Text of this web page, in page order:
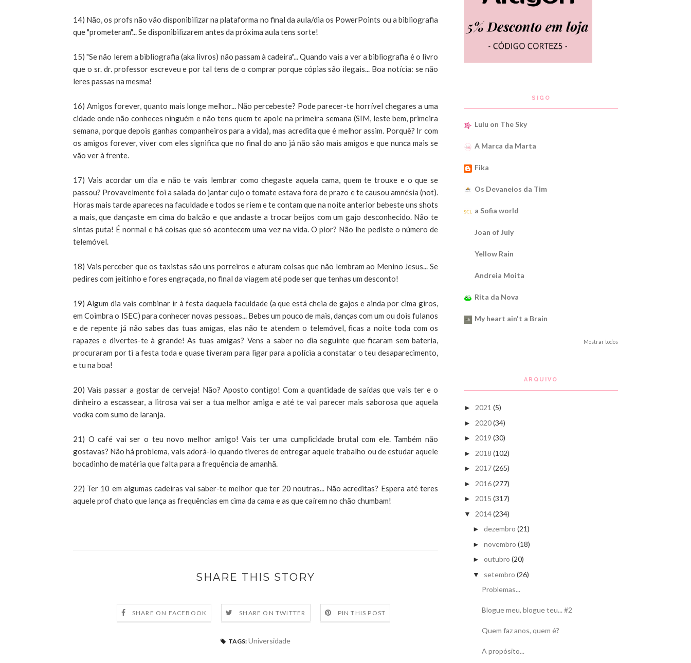
14) Não, os profs não vão disponibilizar na plataforma no final da aula/dia os PowerPoints ou a bibliografia
que "prometeram"... Se disponibilizarem antes da próxima aula tens sorte!
15) "Se não lerem a bibliografia (aka livros) não passam à cadeira"... Quando vais a ver a bibliografia é o livro
que o sr. dr. professor escreveu e por tal tens de o comprar porque cópias são ilegais... Boa notícia: se não
leres passas na mesma!
16) Amigos forever, quanto mais longe melhor... Não percebeste? Pode parecer-te horrível chegares a uma
cidade onde não conheces ninguém e não tens quem te apoie na primeira semana (SIM, leste bem, primeira
semana, porque depois ganhas companheiros para a vida), mas acredita que é melhor assim. Porquê? Ir com
os amigos forever, viver com eles significa que no final do ano já não são mais amigos e que nunca mais se
vão ver à frente.
17) Vais acordar um dia e não te vais lembrar como chegaste aquela cama, quem te trouxe e o que se
passou? Provavelmente foi a salada do jantar cujo o tomate estava fora de prazo e te causou amnésia (not).
Horas mais tarde apareces na faculdade e todos se riem e te contam que na noite anterior bebeste uns shots
a mais, que dançaste em cima do balcão e que andaste a trocar beijos com um gajo desconhecido. Não te
sintas puta! É normal e há coisas que só acontecem uma vez na vida. O pior? Não lhe pediste o número de
telemóvel.
18) Vais perceber que os taxistas são uns porreiros e aturam coisas que não lembram ao Menino Jesus... Se
pedires com jeitinho e fores engraçada, no final da viagem até pode ser que tenhas um desconto!
19) Algum dia vais combinar ir à festa daquela faculdade (a que está cheia de gajos e ainda por cima giros,
em Coimbra o ISEC) para conhecer novas pessoas... Bebes um pouco de mais, danças com um ou dois fulanos
e de repente já não sabes das tuas amigas, elas não te atendem o telemóvel, ficas a noite toda com os
rapazes e divertes-te à grande! As tuas amigas? Vens a saber no dia seguinte que ficaram sem bateria,
procuraram por ti a festa toda e quase tiveram para ligar para a polícia a constatar o teu desaparecimento,
e tu na boa!
20) Vais passar a gostar de cerveja! Não? Aposto contigo! Com a quantidade de saídas que vais ter e o
dinheiro a escassear, a litrosa vai ser a tua melhor amiga e até te vai parecer mais saborosa que aquela
vodka com sumo de laranja.
21) O café vai ser o teu novo melhor amigo! Vais ter uma cumplicidade brutal com ele. Também não
gostavas? Não há problema, vais adorá-lo quando tiveres de entregar aquele trabalho ou de estudar aquele
bocadinho de matéria que falta para a frequência de amanhã.
22) Ter 10 em algumas cadeiras vai saber-te melhor que ter 20 noutras... Não acreditas? Espera até teres
aquele prof chato que lança as frequências em cima da cama e as que caírem no chão chumbam!
SHARE THIS STORY
SHARE ON FACEBOOK SHARE ON TWITTER PIN THIS POST
TAGS: Universidade
SIGO
Lulu on The Sky
A Marca da Marta
Fika
Os Devaneios da Tim
a Sofia world
Joan of July
Yellow Rain
Andreia Moita
Rita da Nova
My heart ain't a Brain
Mostrar todos
ARQUIVO
► 2021 (5)
► 2020(34)
► 2019 (30)
► 2018 (102)
► 2017(265)
► 2016(277)
► 2015 (317)
▼ 2014(234)
► dezembro (21)
► novembro (18)
► outubro (20)
▼ setembro (26)
Problemas...
Blogue meu, blogue teu... #2
Quem faz anos, quem é?
A propósito...